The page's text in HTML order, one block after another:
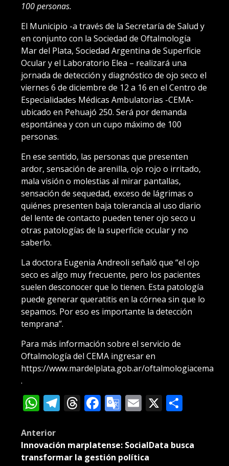
100 personas.
El Municipio -a través de la Secretaría de Salud y
en conjunto con la Sociedad de Oftalmología
Mar del Plata, Sociedad Argentina de Superficie
Ocular y el Laboratorio Elea – realizará una
jornada de detección y diagnóstico de ojo seco el
viernes 6 de diciembre de 12 a 16 en el Centro de
Especialidades Médicas Ambulatorias -CEMA-
ubicado en Pehuajó 250. Será por demanda
espontánea y con un cupo máximo de 100
personas.
En ese sentido, las personas que presenten
ardor, sensación de arenilla, ojo rojo o irritado,
mala visión o molestias al mirar pantallas,
sensación de sequedad, exceso de lágrimas o
quiénes presenten baja tolerancia al uso diario
del lente de contacto pueden tener ojo seco u
otras patologías de la superficie ocular y no
saberlo.
La doctora Eugenia Andreoli señaló que “el ojo
seco es algo muy frecuente, pero los pacientes
suelen desconocer que lo tienen. Esta patología
puede generar queratitis en la córnea sin que lo
sepamos. Por eso es importante la detección
temprana”.
Para más información sobre el servicio de
Oftalmología del CEMA ingresar en
https://www.mardelplata.gob.ar/oftalmologiacema
.
WhatsApp
Telegram
Threads
Facebook
Google
Email
X
Post
navigation
Anterior
Innovación marplatense: SocialData busca
transformar la gestión política